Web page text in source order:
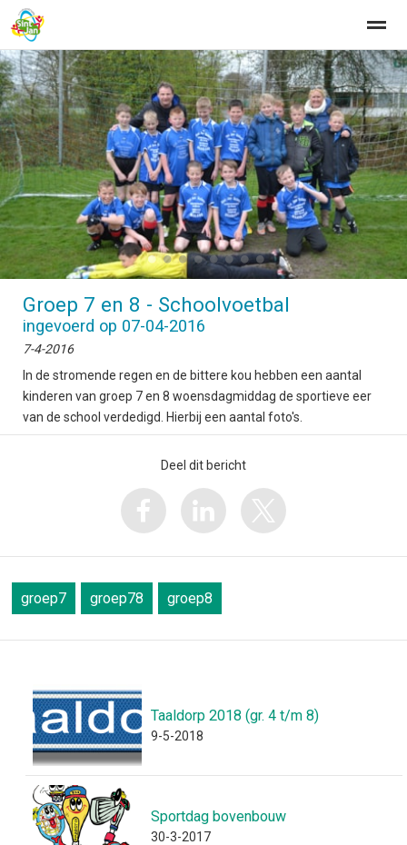
Home Zoeken Nieuws Agenda
● ● ● ● ● ● ● ●
Groep 7 en 8 - Schoolvoetbal
ingevoerd op 07-04-2016
7-4-2016
In de stromende regen en de bittere kou hebben een aantal
kinderen van groep 7 en 8 woensdagmiddag de sportieve eer
van de school verdedigd. Hierbij een aantal foto's.
Deel dit bericht
groep7 groep78 groep8
Taaldorp 2018 (gr. 4 t/m 8)
9-5-2018
Sportdag bovenbouw
30-3-2017